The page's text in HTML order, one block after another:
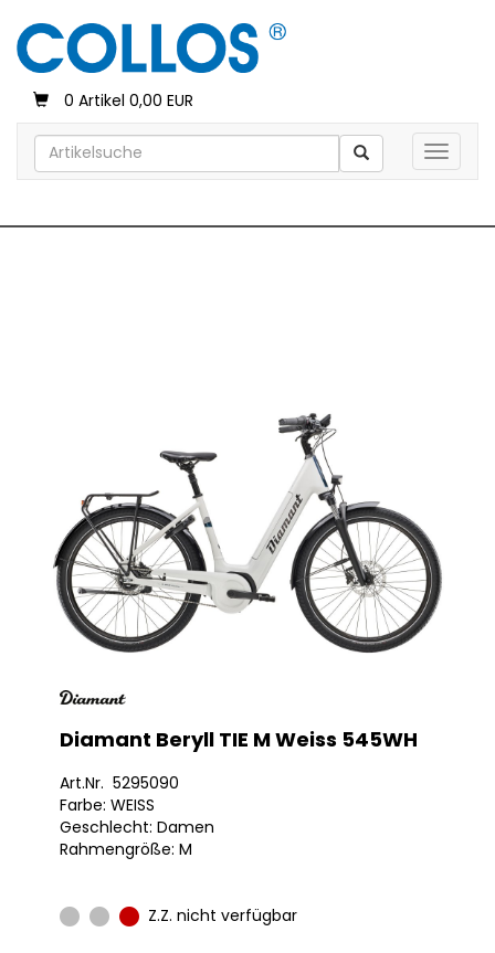
0 Artikel 0,00 EUR
Toggle
Diamant Beryll TIE M Weiss 545WH
Art.Nr. 5295090
Farbe: WEISS
Geschlecht: Damen
Rahmengröße: M
Z.Z. nicht verfügbar